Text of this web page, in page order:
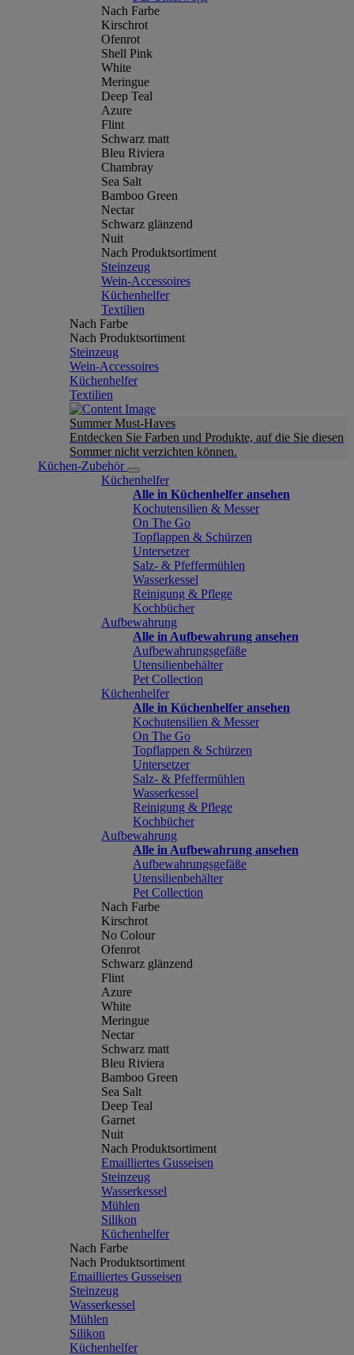
Nach Farbe
Kirschrot
Ofenrot
Shell Pink
White
Meringue
Deep Teal
Azure
Flint
Schwarz matt
Bleu Riviera
Chambray
Sea Salt
Bamboo Green
Nectar
Schwarz glänzend
Nuit
Nach Produktsortiment
Steinzeug
Wein-Accessoires
Küchenhelfer
Textilien
Nach Farbe
Nach Produktsortiment
Steinzeug
Wein-Accessoires
Küchenhelfer
Textilien
Summer Must-Haves
Entdecken Sie Farben und Produkte, auf die Sie diesen
Sommer nicht verzichten können.
Küchen-Zubehör
Küchenhelfer
Alle in Küchenhelfer ansehen
Kochutensilien & Messer
On The Go
Topflappen & Schürzen
Untersetzer
Salz- & Pfeffermühlen
Wasserkessel
Reinigung & Pflege
Kochbücher
Aufbewahrung
Alle in Aufbewahrung ansehen
Aufbewahrungsgefäße
Utensilienbehälter
Pet Collection
Küchenhelfer
Alle in Küchenhelfer ansehen
Kochutensilien & Messer
On The Go
Topflappen & Schürzen
Untersetzer
Salz- & Pfeffermühlen
Wasserkessel
Reinigung & Pflege
Kochbücher
Aufbewahrung
Alle in Aufbewahrung ansehen
Aufbewahrungsgefäße
Utensilienbehälter
Pet Collection
Nach Farbe
Kirschrot
No Colour
Ofenrot
Schwarz glänzend
Flint
Azure
White
Meringue
Nectar
Schwarz matt
Bleu Riviera
Bamboo Green
Sea Salt
Deep Teal
Garnet
Nuit
Nach Produktsortiment
Emailliertes Gusseisen
Steinzeug
Wasserkessel
Mühlen
Silikon
Küchenhelfer
Nach Farbe
Nach Produktsortiment
Emailliertes Gusseisen
Steinzeug
Wasserkessel
Mühlen
Silikon
Küchenhelfer